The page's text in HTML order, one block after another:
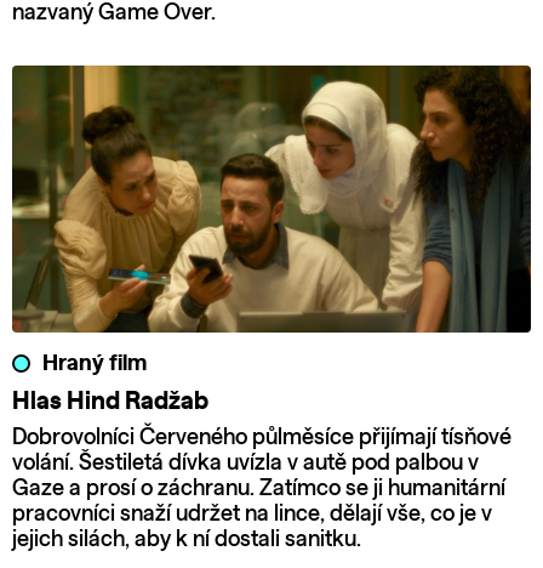
nazvaný Game Over.
Hraný film
Hlas Hind Radžab
Dobrovolníci Červeného půlměsíce přijímají tísňové
volání. Šestiletá dívka uvízla v autě pod palbou v
Gaze a prosí o záchranu. Zatímco se ji humanitární
pracovníci snaží udržet na lince, dělají vše, co je v
jejich silách, aby k ní dostali sanitku.